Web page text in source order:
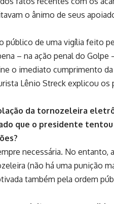
o ânimo de seus
público de uma vigília feito
– na ação penal do
o imediato cumprimento
Lênio Streck explicou os
da tornozeleira
que o presidente
necessária. No
(não há uma punição
também pela ordem